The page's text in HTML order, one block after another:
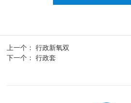
上一个：行政新氧双
下一个：行政套